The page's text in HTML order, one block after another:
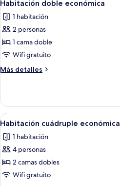
todas
las
fotos
de
Habitación
doble
económica
Habitación doble económica
1 habitación
2 personas
1 cama doble
Wifi gratuito
Más detalles
Más
doble
económica
Abrir
todas
las
fotos
de
Habitación
2
Habitación cuádruple económica
1 habitación
4 personas
2 camas dobles
Wifi gratuito